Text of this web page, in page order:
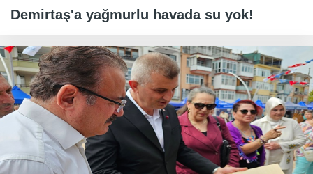
Demirtaş'a yağmurlu havada su yok!